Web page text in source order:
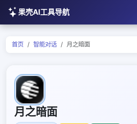
果壳AI工具导航
首页 智能对话 月之暗面
月之暗面